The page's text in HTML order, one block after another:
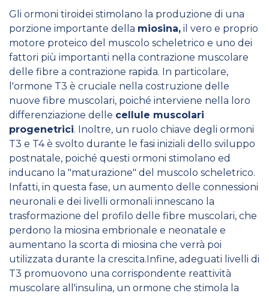
Gli ormoni tiroidei stimolano la produzione di una
porzione importante della miosina, il vero e proprio
motore proteico del muscolo scheletrico e uno dei
fattori più importanti nella contrazione muscolare
delle fibre a contrazione rapida. In particolare,
l'ormone T3 è cruciale nella costruzione delle
nuove fibre muscolari, poiché interviene nella loro
differenziazione delle cellule muscolari
progenetrici. Inoltre, un ruolo chiave degli ormoni
T3 e T4 è svolto durante le fasi iniziali dello sviluppo
postnatale, poiché questi ormoni stimolano ed
inducano la "maturazione" del muscolo scheletrico.
Infatti, in questa fase, un aumento delle connessioni
neuronali e dei livelli ormonali innescano la
trasformazione del profilo delle fibre muscolari, che
perdono la miosina embrionale e neonatale e
aumentano la scorta di miosina che verrà poi
utilizzata durante la crescita.Infine, adeguati livelli di
T3 promuovono una corrispondente reattività
muscolare all'insulina, un ormone che stimola la